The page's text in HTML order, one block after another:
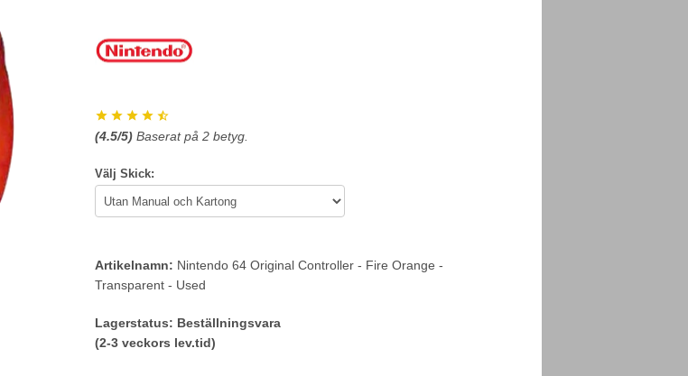
(4.5/5) Baserat på 2 betyg.
Välj Skick:
Artikelnamn: Nintendo 64 Original Controller - Fire Orange -
Transparent - Used
Lagerstatus: Beställningsvara
(2-3 veckors lev.tid)